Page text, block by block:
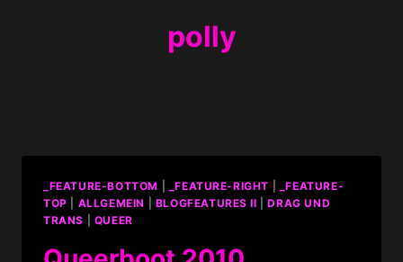
polly
_FEATURE-BOTTOM _FEATURE-RIGHT
_FEATURE-
TOP
ALLGEMEIN BLOGFEATURES II |DRAG UND
TRANS
QUEER